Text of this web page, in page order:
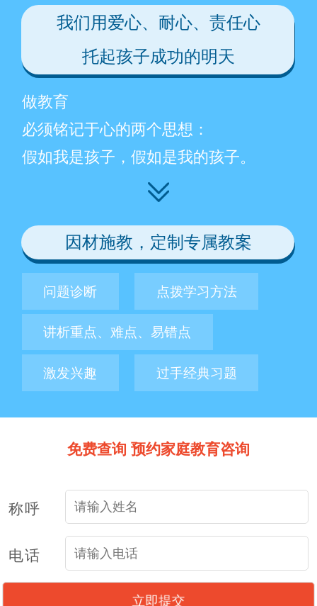
我们用爱心、耐心、责任心
托起孩子成功的明天
做教育
必须铭记于心的两个思想：
假如我是孩子，假如是我的孩子。
因材施教，定制专属教案
问题诊断 点拨学习方法
讲析重点、难点、易错点
激发兴趣 过手经典习题
免费查询 预约家庭教育咨询
称呼
电话
朱 184****9760